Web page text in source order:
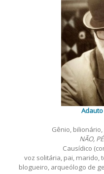
Gênio,
NÃO,
Causídico
voz solitária, pai, marido,
blogueiro, arqueólogo de